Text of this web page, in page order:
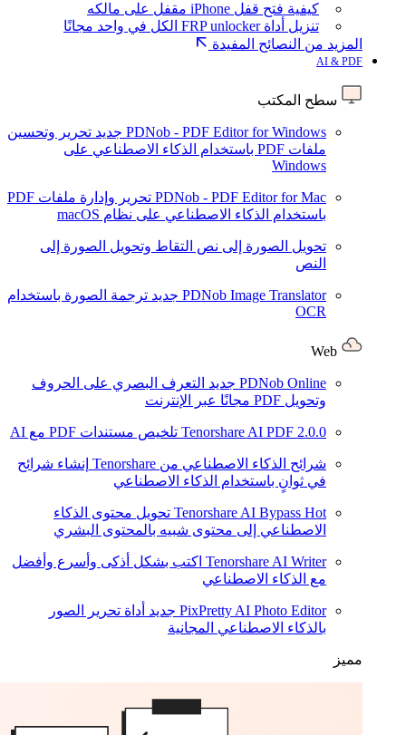
كيفية فتح قفل iPhone مقفل على مالكه
تنزيل أداة FRP unlocker الكل في واحد مجانًا
المزيد من النصائح المفيدة
AI & PDF
سطح المكتب
PDNob - PDF Editor for Windows جديد تحرير وتحسين
ملفات PDF باستخدام الذكاء الاصطناعي على
Windows
PDNob - PDF Editor for Mac
تحرير وإدارة ملفات PDF
باستخدام الذكاء الاصطناعي على نظام macOS
تحويل الصورة إلى نص التقاط وتحويل الصورة إلى
النص
PDNob Image Translator جديد ترجمة الصورة باستخدام
OCR
PDNob Online جديد التعرف البصري على الحروف
وتحويل PDF مجانًا عبر الإنترنت
Tenorshare AI PDF 2.0.0 تلخيص مستندات PDF مع AI
شرائح الذكاء الاصطناعي من Tenorshare
إنشاء شرائح
في ثوانٍ باستخدام الذكاء الاصطناعي
Tenorshare AI Bypass Hot
تحويل محتوى الذكاء
الاصطناعي إلى محتوى شبيه بالمحتوى البشري
Tenorshare AI Writer اكتب بشكل أذكى وأسرع وأفضل
مع الذكاء الاصطناعي
PixPretty AI Photo Editor جديد أداة تحرير الصور
بالذكاء الاصطناعي المجانية
مميز